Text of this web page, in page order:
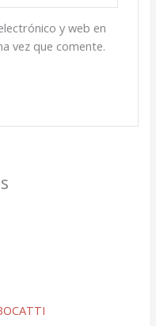
y web en
vez que comente.